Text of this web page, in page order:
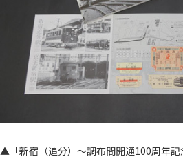
▲「新宿（追分）～調布間開通100周年